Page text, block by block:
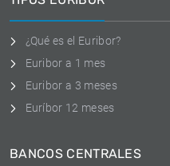
¿Qué es el Euribor?
Euribor a 1 mes
Euribor a 3 meses
Euríbor 12 meses
BANCOS CENTRALES